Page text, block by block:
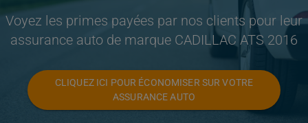
Voyez les primes payées par nos clients pour leur
assurance auto de marque CADILLAC ATS 2016
CLIQUEZ ICI POUR ÉCONOMISER SUR VOTRE
ASSURANCE AUTO